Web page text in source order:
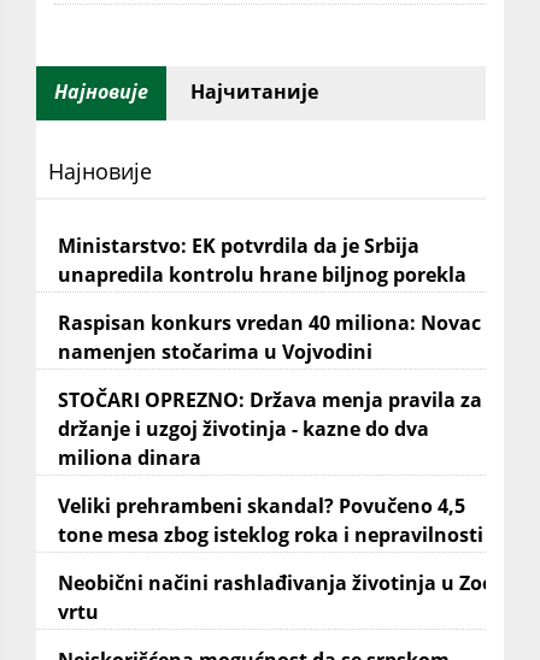
Најновије Најчитаније
Најновије
Ministarstvo: EK potvrdila da je Srbija
unapredila kontrolu hrane biljnog porekla
Raspisan konkurs vredan 40 miliona: Novac
namenjen stočarima u Vojvodini
STOČARI OPREZNO: Država menja pravila za
držanje i uzgoj životinja - kazne do dva
miliona dinara
Veliki prehrambeni skandal? Povučeno 4,5
tone mesa zbog isteklog roka i nepravilnosti
Neobični načini rashlađivanja životinja u Zoo
vrtu